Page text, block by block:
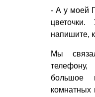
- А у моей
напишите,
Мы
большое
комнатных